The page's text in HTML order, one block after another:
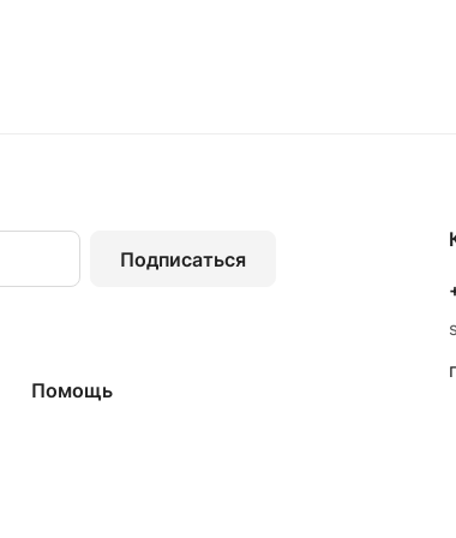
Подписаться
Помощь